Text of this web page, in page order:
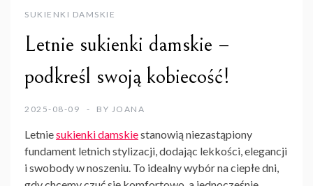
SUKIENKI DAMSKIE
Letnie sukienki damskie –
podkreśl swoją kobiecość!
2025-08-09 BY JOANA
Letniesukienki damskiestanowią niezastąpiony
fundament letnich stylizacji, dodając lekkości, elegancji
i swobody w noszeniu. To idealny wybór na ciepłe dni,